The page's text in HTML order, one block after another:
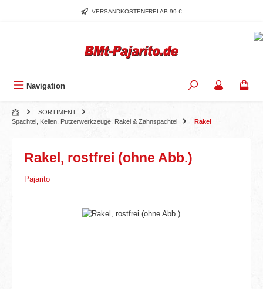
Zum Hauptinhalt springenVERSANDKOSTENFREI AB 99 €
Navigation
SORTIMENT
Spachtel, Kellen, Putzerwerkzeuge, Rakel & Zahnspachtel
Rakel
Rakel, rostfrei (ohne Abb.)
Pajarito
Bildergalerie überspringen